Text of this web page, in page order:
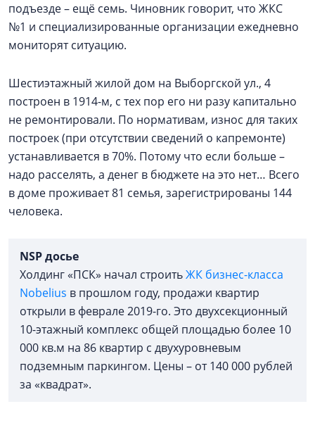
подъезде – ещё семь. Чиновник говорит, что ЖКС
№1 и специализированные организации ежедневно
мониторят ситуацию.
Шестиэтажный жилой дом на Выборгской ул., 4
построен в 1914-м, с тех пор его ни разу капитально
не ремонтировали. По нормативам, износ для таких
построек (при отсутствии сведений о капремонте)
устанавливается в 70%. Потому что если больше –
надо расселять, а денег в бюджете на это нет… Всего
в доме проживает 81 семья, зарегистрированы 144
человека.
NSP досье
Холдинг «ПСК» начал строитьЖК бизнес-класса
Nobelius в прошлом году, продажи квартир
открыли в феврале 2019-го. Это двухсекционный
10-этажный комплекс общей площадью более 10
000 кв.м на 86 квартир с двухуровневым
подземным паркингом. Цены – от 140 000 рублей
за «квадрат».